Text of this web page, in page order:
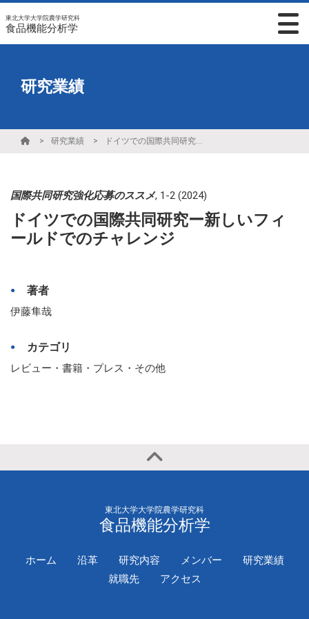
東北大学大学院農学研究科
食品機能分析学
研究業績
研究業績 ドイツでの国際共同研究ー新しいフィールドでのチャレンジ
国際共同研究強化応募のススメ, 1-2 (2024)
ドイツでの国際共同研究ー新しいフィ
ールドでのチャレンジ
著者
伊藤隼哉
カテゴリ
レビュー・書籍・プレス・その他
東北大学大学院農学研究科
食品機能分析学
ホーム 沿革 研究内容 メンバー
研究業績
就職先
アクセス